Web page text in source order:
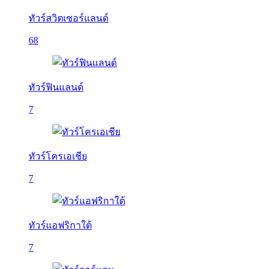
ทัวร์สวิตเซอร์แลนด์
68
ทัวร์ฟินแลนด์
7
ทัวร์โครเอเชีย
7
ทัวร์แอฟริกาใต้
7